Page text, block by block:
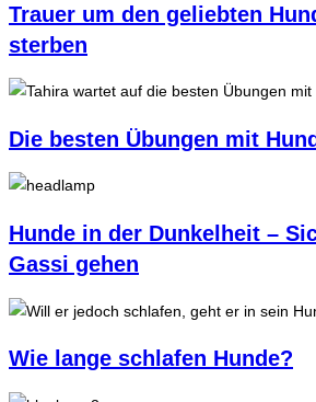
Trauer um den geliebten
sterben
Die besten Übungen mit
Hunde in der Dunkelheit –
Gassi gehen
Wie lange schlafen Hunde?